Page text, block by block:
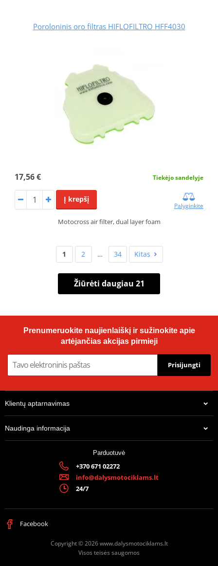
Poroloninis oro filtras HIFLOFILTRO HFF4030
17,56 € Tiekėjo sandelyje
Į krepšį
Palyginkite
Motocross air filter, dual layer foam
1 2 … 34 Kitas
Žiūrėti daugiau 21
Prenumeruokite naujienlaiškį ir sužinokite apie
artėjančias akcijas pirmieji
Prisijungti
Klientų aptarnavimas
Naudinga informacija
Parduotuvė
+370 671 02272
info@dalysmotociklams.lt
24/7
Facebook
Copyright © 2026 www.dalysmotociklams.lt
Visos teisės saugomos